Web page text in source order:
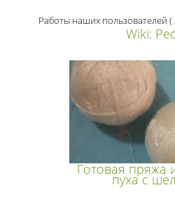
Работы наших пользователей (
Wiki:
Готовая пряжа
пуха с